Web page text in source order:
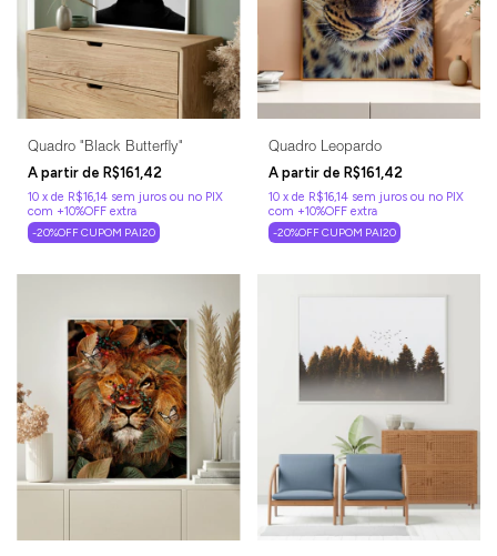
Quadro "Black Butterfly"
R$161,42
10 x de R$16,14 sem juros
-20%OFF CUPOM PAI20
Quadro Leopardo
R$161,42
10 x de R$16,14 sem juros
-20%OFF CUPOM PAI20